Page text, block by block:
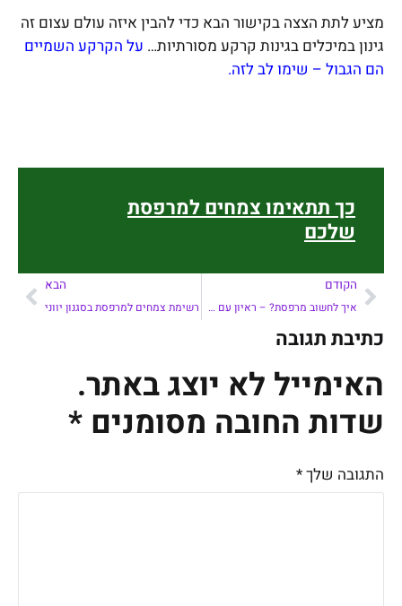
מציע לתת הצצה בקישור הבא כדי להבין איזה עולם עצום זה
גינון במיכלים בגינות קרקע מסורתיות… על הקרקע השמיים
הם הגבול – שימו לב לזה.
כך תתאימו צמחים למרפסת
שלכם
הקודם
איך לחשוב מרפסת? – ראיון עם שרון ארני מעצבת פנים
הבא
רשימת צמחים למרפסת בסגנון יווני
כתיבת תגובה
האימייל לא יוצג באתר.
שדות החובה מסומנים *
התגובה שלך*